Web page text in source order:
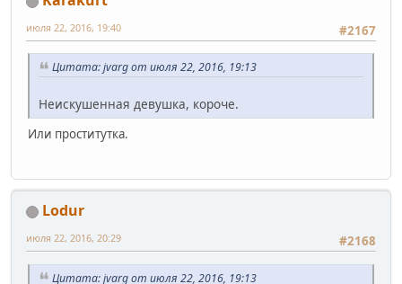
#2167
июля 22, 2016, 19:40
Цитата: jvarg от июля 22, 2016, 19:13
Неискушенная девушка, короче.
Или проститутка.
Lodur
#2168
июля 22, 2016, 20:29
Цитата: jvarg от июля 22, 2016, 19:13